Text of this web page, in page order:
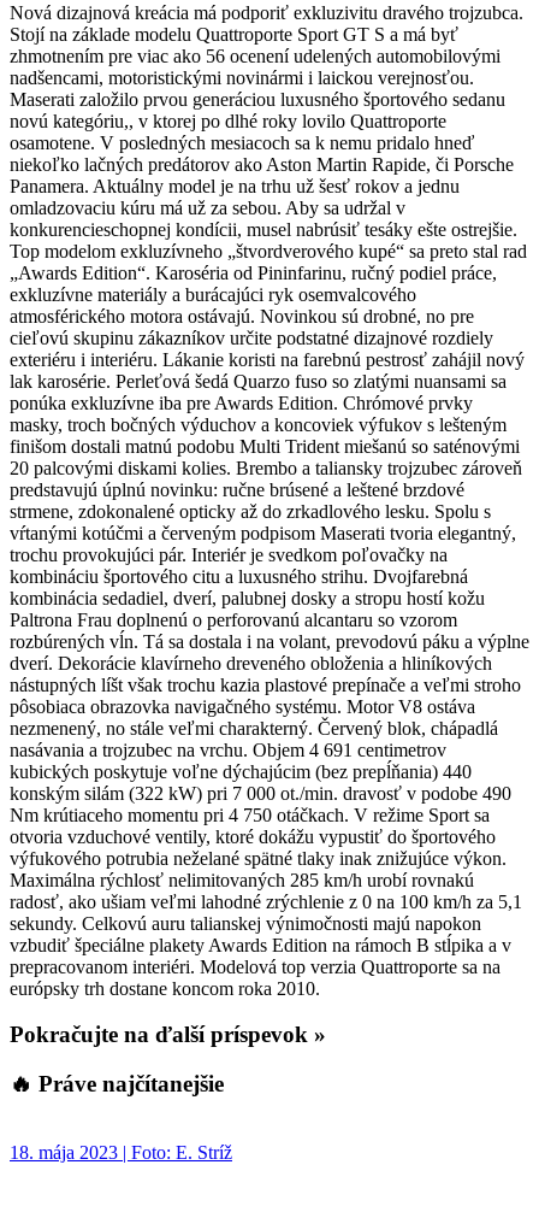
Nová dizajnová kreácia má podporiť exkluzivitu dravého trojzubca.
Stojí na základe modelu Quattroporte Sport GT S a má byť
zhmotnením pre viac ako 56 ocenení udelených automobilovými
nadšencami, motoristickými novinármi i laickou verejnosťou.
Maserati založilo prvou generáciou luxusného športového sedanu
novú kategóriu,, v ktorej po dlhé roky lovilo Quattroporte
osamotene. V posledných mesiacoch sa k nemu pridalo hneď
niekoľko lačných predátorov ako Aston Martin Rapide, či Porsche
Panamera. Aktuálny model je na trhu už šesť rokov a jednu
omladzovaciu kúru má už za sebou. Aby sa udržal v
konkurencieschopnej kondícii, musel nabrúsiť tesáky ešte ostrejšie.
Top modelom exkluzívneho „štvordverového kupé“ sa preto stal rad
„Awards Edition“. Karoséria od Pininfarinu, ručný podiel práce,
exkluzívne materiály a burácajúci ryk osemvalcového
atmosférického motora ostávajú. Novinkou sú drobné, no pre
cieľovú skupinu zákazníkov určite podstatné dizajnové rozdiely
exteriéru i interiéru. Lákanie koristi na farebnú pestrosť zahájil nový
lak karosérie. Perleťová šedá Quarzo fuso so zlatými nuansami sa
ponúka exkluzívne iba pre Awards Edition. Chrómové prvky
masky, troch bočných výduchov a koncoviek výfukov s lešteným
finišom dostali matnú podobu Multi Trident miešanú so saténovými
20 palcovými diskami kolies. Brembo a taliansky trojzubec zároveň
predstavujú úplnú novinku: ručne brúsené a leštené brzdové
strmene, zdokonalené opticky až do zrkadlového lesku. Spolu s
vŕtanými kotúčmi a červeným podpisom Maserati tvoria elegantný,
trochu provokujúci pár. Interiér je svedkom poľovačky na
kombináciu športového citu a luxusného strihu. Dvojfarebná
kombinácia sedadiel, dverí, palubnej dosky a stropu hostí kožu
Paltrona Frau doplnenú o perforovanú alcantaru so vzorom
rozbúrených vĺn. Tá sa dostala i na volant, prevodovú páku a výplne
dverí. Dekorácie klavírneho dreveného obloženia a hliníkových
nástupných líšt však trochu kazia plastové prepínače a veľmi stroho
pôsobiaca obrazovka navigačného systému. Motor V8 ostáva
nezmenený, no stále veľmi charakterný. Červený blok, chápadlá
nasávania a trojzubec na vrchu. Objem 4 691 centimetrov
kubických poskytuje voľne dýchajúcim (bez prepĺňania) 440
konským silám (322 kW) pri 7 000 ot./min. dravosť v podobe 490
Nm krútiaceho momentu pri 4 750 otáčkach. V režime Sport sa
otvoria vzduchové ventily, ktoré dokážu vypustiť do športového
výfukového potrubia neželané spätné tlaky inak znižujúce výkon.
Maximálna rýchlosť nelimitovaných 285 km/h urobí rovnakú
radosť, ako ušiam veľmi lahodné zrýchlenie z 0 na 100 km/h za 5,1
sekundy. Celkovú auru talianskej výnimočnosti majú napokon
vzbudiť špeciálne plakety Awards Edition na rámoch B stĺpika a v
prepracovanom interiéri. Modelová top verzia Quattroporte sa na
európsky trh dostane koncom roka 2010.
Pokračujte na ďalší príspevok »
🔥 Práve najčítanejšie
18. mája 2023 | Foto: E. Stríž